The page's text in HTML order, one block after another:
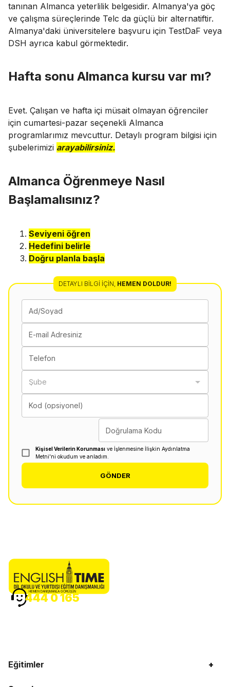
tanınan Almanca yeterlilik belgesidir. Almanya'ya göç
ve çalışma süreçlerinde Telc da güçlü bir alternatiftir.
Almanya'daki üniversitelere başvuru için TestDaF veya
DSH ayrıca kabul görmektedir.
Hafta sonu Almanca kursu var mı?
Evet. Çalışan ve hafta içi müsait olmayan öğrenciler
için cumartesi-pazar seçenekli Almanca
programlarımız mevcuttur. Detaylı program bilgisi için
şubelerimizi arayabilirsiniz.
Almanca Öğrenmeye Nasıl
Başlamalısınız?
Seviyeni öğren
Hedefini belirle
Doğru planla başla
DETAYLI BILGI İÇIN, HEMEN DOLDUR!
Ad/Soyad
E-mail Adresiniz
Telefon
Şube
Kod (opsiyonel)
Doğrulama Kodu
Kişisel Verilerin Korunması ve İşlenmesine İlişkin Aydınlatma
Metni'ni okudum ve anladım.
GÖNDER
Eğitimler +
HEMEN DANIŞMANLA GÖRÜŞÜN
444 0 165